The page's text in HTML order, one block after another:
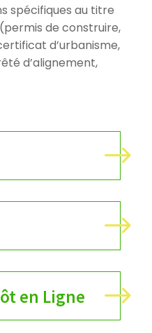
spécifiques au titre
de construire,
d’urbanisme,
d’alignement,
$
$
$
en Ligne